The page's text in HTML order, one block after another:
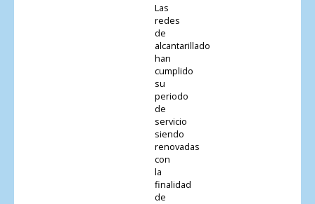
Las
redes
de
alcantarillado
han
cumplido
su
periodo
de
servicio
siendo
renovadas
con
la
finalidad
de